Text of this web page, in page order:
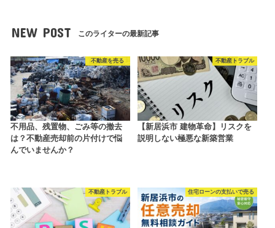
NEW POST このライターの最新記事
不動産を売る
不用品、残置物、ごみ等の撤去
は？不動産売却前の片付けで悩
んでいませんか？
不動産トラブル
【新居浜市 建物革命】リスクを
説明しない極悪な新築営業
不動産トラブル 住宅ローンの支払いで売る